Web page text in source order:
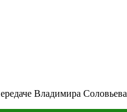
Владимира Соловьева